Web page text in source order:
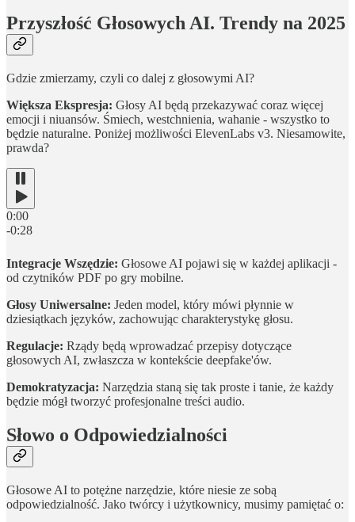
Przyszłość Głosowych AI. Trendy na 2025
Gdzie zmierzamy, czyli co dalej z głosowymi AI?
Większa Ekspresja: Głosy AI będą przekazywać coraz więcej
emocji i niuansów. Śmiech, westchnienia, wahanie - wszystko to
będzie naturalne. Poniżej możliwości ElevenLabs v3. Niesamowite,
prawda?
0:00
-0:28
Integracje Wszędzie: Głosowe AI pojawi się w każdej aplikacji -
od czytników PDF po gry mobilne.
Głosy Uniwersalne: Jeden model, który mówi płynnie w
dziesiątkach języków, zachowując charakterystykę głosu.
Regulacje: Rządy będą wprowadzać przepisy dotyczące
głosowych AI, zwłaszcza w kontekście deepfake'ów.
Demokratyzacja: Narzędzia staną się tak proste i tanie, że każdy
będzie mógł tworzyć profesjonalne treści audio.
Słowo o Odpowiedzialności
Głosowe AI to potężne narzędzie, które niesie ze sobą
odpowiedzialność. Jako twórcy i użytkownicy, musimy pamiętać o: